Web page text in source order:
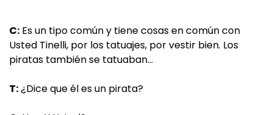
C: Es un tipo común y tiene cosas en común con
Usted Tinelli, por los tatuajes, por vestir bien. Los
piratas también se tatuaban…
T:¿Dice que él es un pirata?